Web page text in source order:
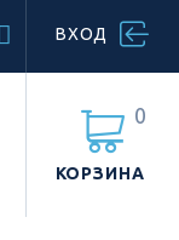
ВХОД
КОРЗИНА
0